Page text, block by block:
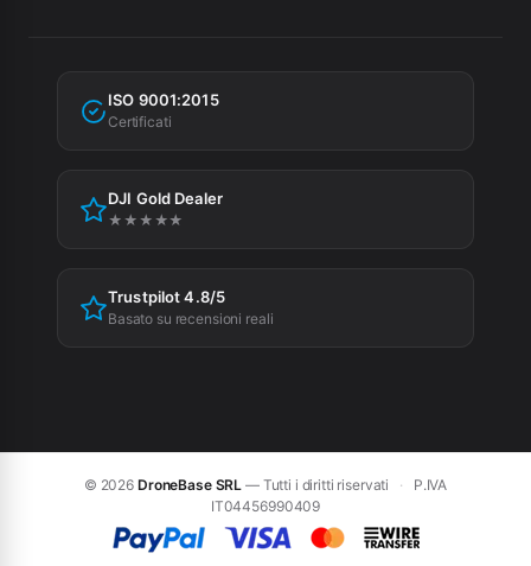
Agevolazioni fiscali
Privacy Policy
Preferenze cookie
ISO 9001:2015
Certificati
DJI Gold Dealer
★★★★★
Trustpilot 4.8/5
Basato su recensioni reali
© 2026 DroneBase SRL — Tutti i diritti riservati ·
P.IVA
IT04456990409